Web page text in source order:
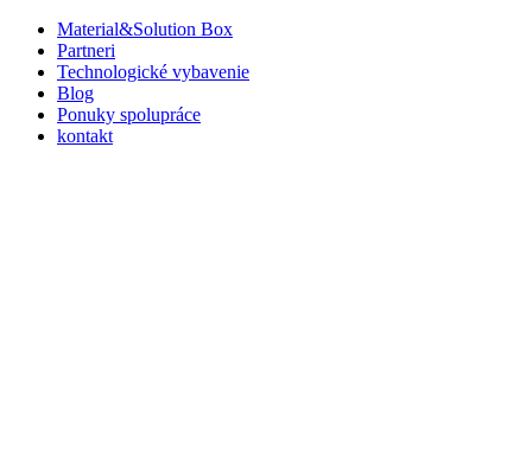
Material&Solution Box
Partneri
Technologické vybavenie
Blog
Ponuky spolupráce
kontakt